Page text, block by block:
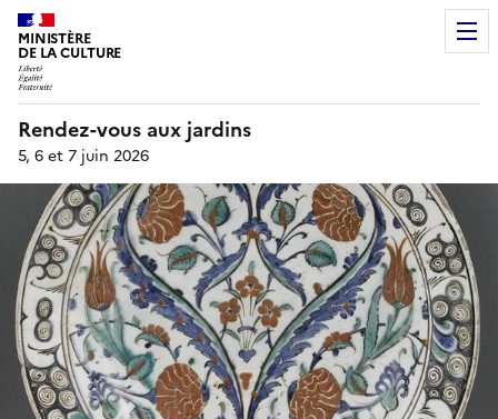
MINISTÈRE
DE LA CULTURE
Rendez-vous aux jardins
5, 6 et 7 juin 2026